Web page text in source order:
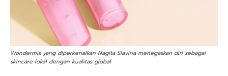
Wondermis yang diperkenalkan Nagita Slavina menegaskan diri sebagai
skincare lokal dengan kualitas global